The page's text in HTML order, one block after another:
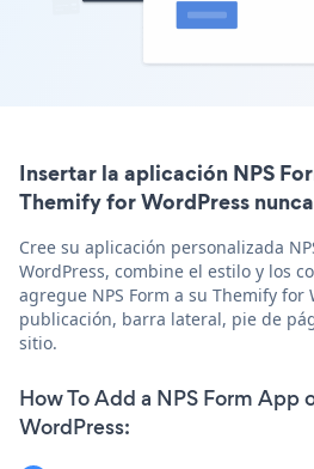
Insertar la aplicación NPS
Themify for WordPress
Cree su aplicación personalizada
WordPress, combine el estilo y los
agregue NPS Form a su Themify for
publicación, barra lateral, pie de
sitio.
How To Add a NPS Form App
WordPress: